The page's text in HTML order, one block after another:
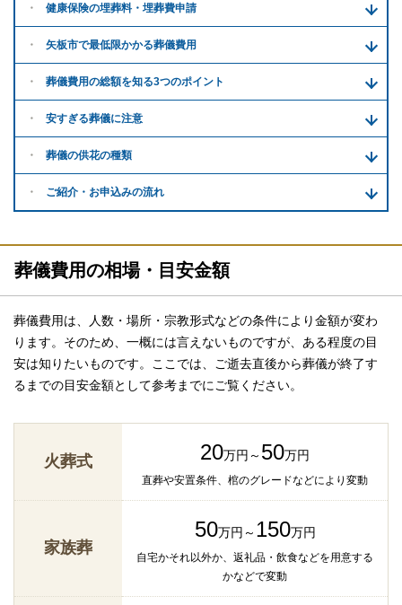
健康保険の埋葬料・ 埋葬費申請
矢板市で最低限かかる葬儀費用
葬儀費用の総額を知る3つのポイント
安すぎる葬儀に注意
葬儀の供花の種類
ご紹介・ お申込みの流れ
葬儀費用の相場・目安金額
葬儀費用は、人数・場所・宗教形式などの条件により金額が変わ
ります。そのため、一概には言えないものですが、ある程度の目
安は知りたいものです。ここでは、ご逝去直後から葬儀が終了す
るまでの目安金額として参考までにご覧ください。
火葬式 20万円～ 50万円
直葬や安置条件、棺のグレードなどにより変動
家族葬
50万円～ 150万円
自宅かそれ以外か、返礼品・飲食などを用意する
かなどで変動